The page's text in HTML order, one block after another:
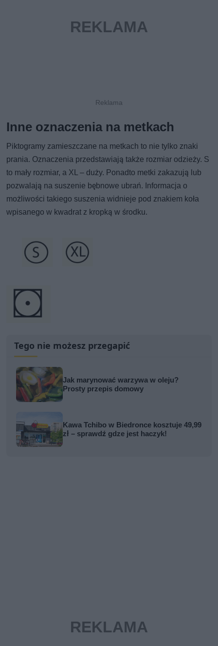
Inne oznaczenia na metkach
Piktogramy zamieszczane na metkach to nie tylko znaki
prania. Oznaczenia przedstawiają także rozmiar odzieży. S
to mały rozmiar, a XL – duży. Ponadto metki zakazują lub
pozwalają na suszenie bębnowe ubrań. Informacja o
możliwości takiego suszenia widnieje pod znakiem koła
wpisanego w kwadrat z kropką w środku.
Tego nie możesz przegapić
Jak marynować warzywa w oleju?
Prosty przepis domowy
Kawa Tchibo w Biedronce kosztuje 49,99
zł – sprawdź gdze jest haczyk!